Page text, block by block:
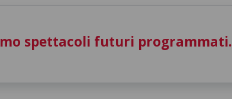
spettacoli futuri programmati.